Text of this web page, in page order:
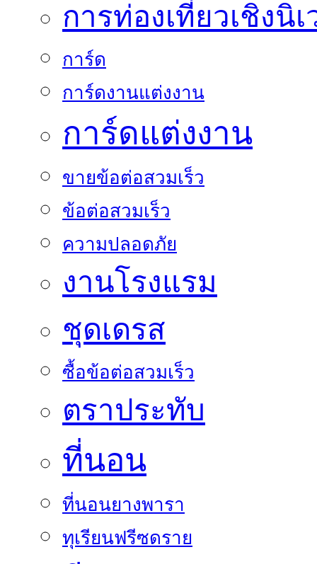
การท่องเที่ยวเชิงนิเ
การ์ด
การ์ดงานแต่งงาน
การ์ดแต่งงาน
ขายข้อต่อสวมเร็ว
ข้อต่อสวมเร็ว
ความปลอดภัย
งานโรงแรม
ชุดเดรส
ซื้อข้อต่อสวมเร็ว
ตราประทับ
ที่นอน
ที่นอนยางพารา
ทุเรียนฟรีซดราย